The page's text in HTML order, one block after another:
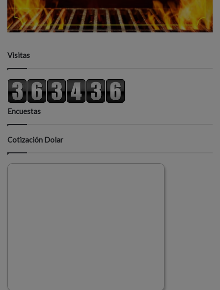
Visitas
Encuestas
Cotización Dolar